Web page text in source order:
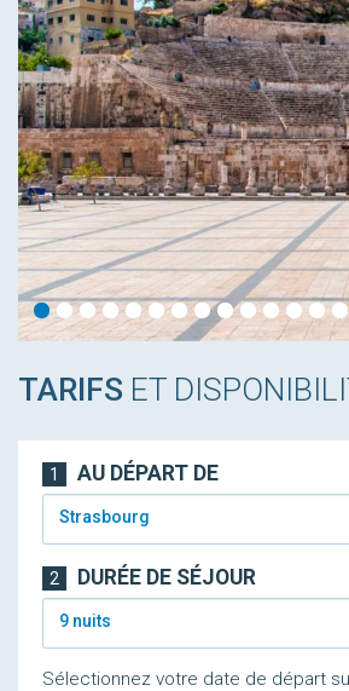
TARIFS ET
1 AU DÉPART DE
Strasbourg
2 DURÉE DE SÉJOUR
9 nuits
Sélectionnez votre date de départ